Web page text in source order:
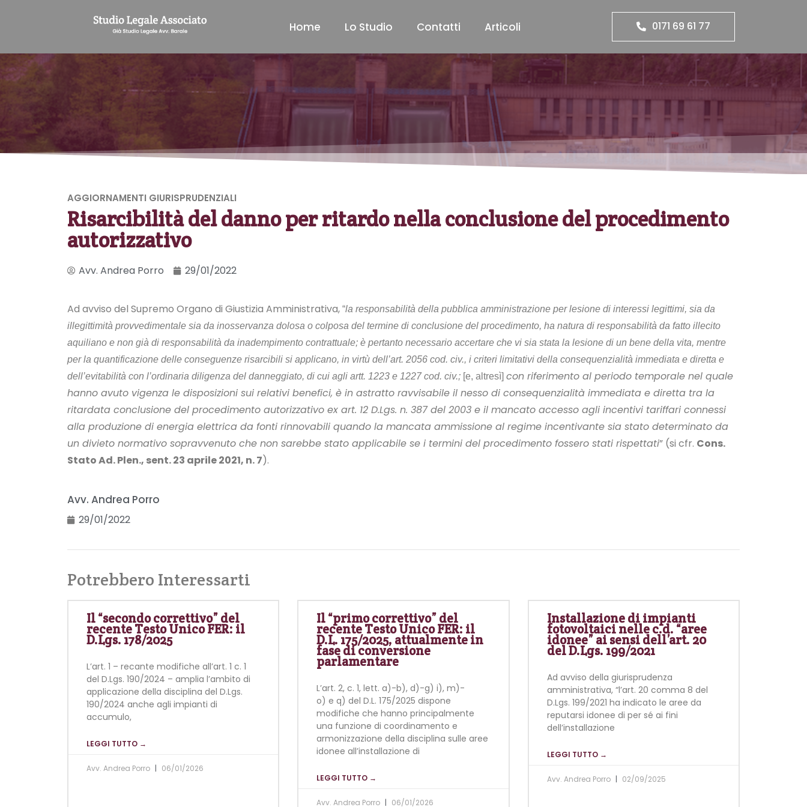
Home Lo Studio Contatti Articoli 0171 69 61 77
AGGIORNAMENTI GIURISPRUDENZIALI
Risarcibilità del danno per ritardo nella conclusione del procedimento
autorizzativo
Avv. Andrea Porro 29/01/2022
Ad avviso del Supremo Organo di Giustizia Amministrativa, “la responsabilità della pubblica amministrazione per lesione di interessi legittimi, sia da
illegittimità provvedimentale sia da inosservanza dolosa o colposa del termine di conclusione del procedimento, ha natura di responsabilità da fatto illecito
aquiliano e non già di responsabilità da inadempimento contrattuale; è pertanto necessario accertare che vi sia stata la lesione di un bene della vita, mentre
per la quantificazione delle conseguenze risarcibili si applicano, in virtù dell’art. 2056 cod. civ., i criteri limitativi della consequenzialità immediata e diretta e
dell’evitabilità con l’ordinaria diligenza del danneggiato, di cui agli artt. 1223 e 1227 cod. civ.; [e, altresì] con riferimento al periodo temporale nel quale
hanno avuto vigenza le disposizioni sui relativi benefici, è in astratto ravvisabile il nesso di consequenzialità immediata e diretta tra la
ritardata conclusione del procedimento autorizzativo ex art. 12 D.Lgs. n. 387 del 2003 e il mancato accesso agli incentivi tariffari connessi
alla produzione di energia elettrica da fonti rinnovabili quando la mancata ammissione al regime incentivante sia stato determinato da
un divieto normativo sopravvenuto che non sarebbe stato applicabile se i termini del procedimento fossero stati rispettati” (si cfr. Cons.
Stato Ad. Plen., sent. 23 aprile 2021, n. 7).
Avv. Andrea Porro
29/01/2022
Potrebbero Interessarti
Il “secondo correttivo” del
recente Testo Unico FER: il
D.Lgs. 178/2025
L’art. 1 – recante modifiche all’art. 1 c. 1
del D.Lgs. 190/2024 – amplia l’ambito di
applicazione della disciplina del D.Lgs.
190/2024 anche agli impianti di
accumulo,
LEGGI TUTTO →
Avv. Andrea Porro 06/01/2026
Il “primo correttivo” del
recente Testo Unico FER: il
D.L. 175/2025, attualmente in
fase di conversione
parlamentare
L’art. 2, c. 1, lett. a)-b), d)-g) i), m)-
o) e q) del D.L. 175/2025 dispone
modifiche che hanno principalmente
una funzione di coordinamento e
armonizzazione della disciplina sulle aree
idonee all’installazione di
LEGGI TUTTO →
Avv. Andrea Porro 06/01/2026
Installazione di impianti
fotovoltaici nelle c.d. “aree
idonee” ai sensi dell’art. 20
del D.Lgs. 199/2021
Ad avviso della giurisprudenza
amministrativa, “l’art. 20 comma 8 del
D.Lgs. 199/2021 ha indicato le aree da
reputarsi idonee di per sé ai fini
dell’installazione
LEGGI TUTTO →
Avv. Andrea Porro 02/09/2025